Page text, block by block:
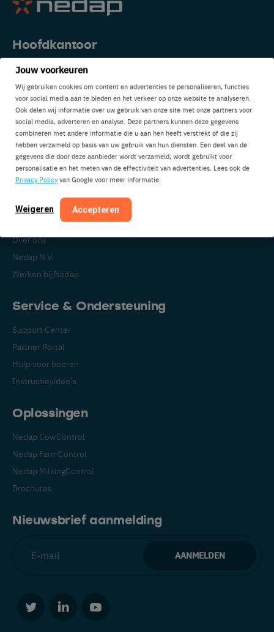
Jouw voorkeuren
Wij gebruiken cookies om content en advertenties te personaliseren, functies
voor social media aan te bieden en het verkeer op onze website te analyseren.
Ook delen wij informatie over uw gebruik van onze site met onze partners voor
social media, adverteren en analyse. Deze partners kunnen deze gegevens
combineren met andere informatie die u aan hen heeft verstrekt of die zij
hebben verzameld op basis van uw gebruik van hun diensten. Een deel van de
gegevens die door deze aanbieder wordt verzameld, wordt gebruikt voor
personalisatie en het meten van de effectiviteit van advertenties. Lees ook de
Privacy Policyvan Google voor meer informatie.
Weigeren Accepteren
Hoofdkantoor
The Netherlands
Nedap Livestock Management
Parallelweg 2
7141DC Groenlo
Nederland
Over Nedap
Over ons
Nedap N.V.
Werken bij Nedap
Service & Ondersteuning
Support Center
Partner Portal
Hulp voor boeren
Instructievideo's
Oplossingen
Nedap CowControl
Nedap FarmControl
Nedap MilkingControl
Brochures
Nieuwsbrief aanmelding
Schakel over naar uw
Wij zien dat u de Engelstalige website